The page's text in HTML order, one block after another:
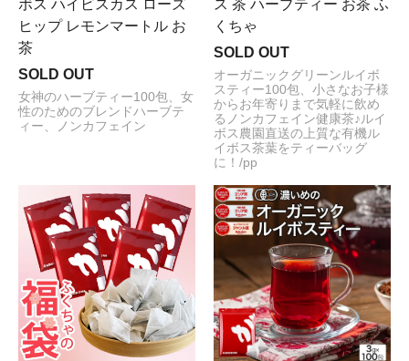
ボス ハイビスカス ローズ
ヒップ レモンマートル お
茶
SOLD OUT
女神のハーブティー100包、女
性のためのブレンドハーブテ
ィー、ノンカフェイン
ス 茶 ハーブティー お茶 ふ
くちゃ
SOLD OUT
オーガニックグリーンルイボ
スティー100包、小さなお子様
からお年寄りまで気軽に飲め
るノンカフェイン健康茶♪ルイ
ボス農園直送の上質な有機ル
イボス茶葉をティーバッグ
に！/pp